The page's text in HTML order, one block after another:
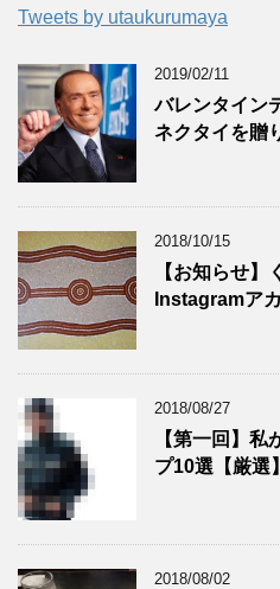
Tweets by utaukurumaya
2019/02/11
バレンタイン
ネクタイを贈
2018/10/15
【お知らせ】
Instagramア
2018/08/27
【第一回】
プ10選【厳選】
2018/08/02